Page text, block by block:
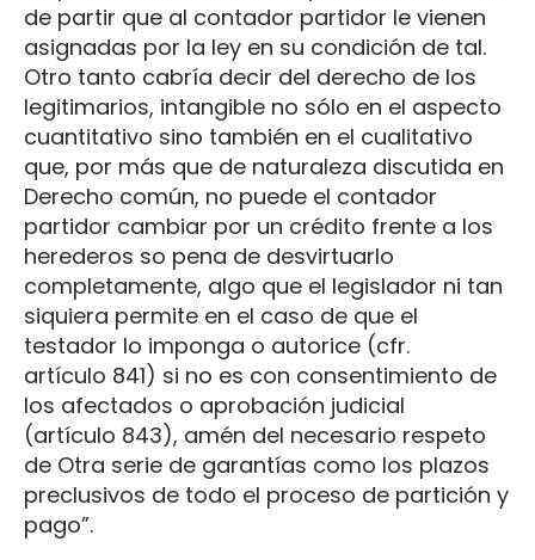
de partir que al contador partidor le vienen
asignadas por la ley en su condición de tal.
Otro tanto cabría decir del derecho de los
legitimarios, intangible no sólo en el aspecto
cuantitativo sino también en el cualitativo
que, por más que de naturaleza discutida en
Derecho común, no puede el contador
partidor cambiar por un crédito frente a los
herederos so pena de desvirtuarlo
completamente, algo que el legislador ni tan
siquiera permite en el caso de que el
testador lo imponga o autorice (cfr.
artículo 841) si no es con consentimiento de
los afectados o aprobación judicial
(artículo 843), amén del necesario respeto
de Otra serie de garantías como los plazos
preclusivos de todo el proceso de partición y
pago”.